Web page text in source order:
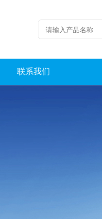
联系我们